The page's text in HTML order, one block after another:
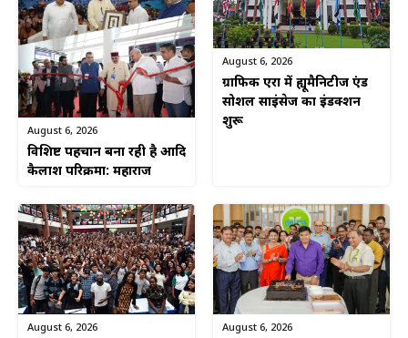
August 6, 2026
विशिष्ट पहचान बना रही है आदि
कैलाश परिक्रमा: महाराज
August 6, 2026
ग्राफिक एरा में ह्यूमैनिटीज एंड
सोशल साइंसेज का इंडक्शन
शुरू
August 6, 2026 August 6, 2026